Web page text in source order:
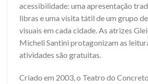
acessibilidade: uma apresentação
libras e uma visita tátil de um grupo
visuais em cada cidade. As atrizes
Micheli Santini protagonizam as
atividades são gratuitas.
Criado em 2003, o Teatro do